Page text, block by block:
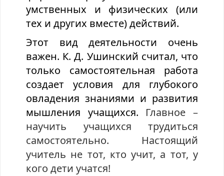
умственных и физических (или
тех и других вместе) действий.
Этот вид деятельности очень
важен. К. Д. Ушинский считал, что
только самостоятельная работа
создает условия для глубокого
овладения знаниями и развития
мышления учащихся. Главное –
научить учащихся трудиться
самостоятельно. Настоящий
учитель не тот, кто учит, а тот, у
кого дети учатся!